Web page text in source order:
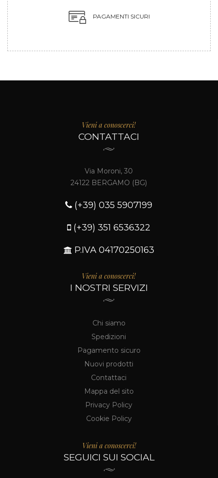
PAGAMENTI SICURI
Vieni a conoscerci!
CONTATTACI
Via Moroni, 30
24122 BERGAMO (BG)
(+39) 035 5907199
(+39) 351 6536322
P.IVA 04170250163
Vieni a conoscerci!
I NOSTRI SERVIZI
Chi siamo
Spedizioni
Pagamento sicuro
Nuovi prodotti
Contattaci
Mappa del sito
Privacy Policy
Cookie Policy
Vieni a conoscerci!
SEGUICI SUI SOCIAL